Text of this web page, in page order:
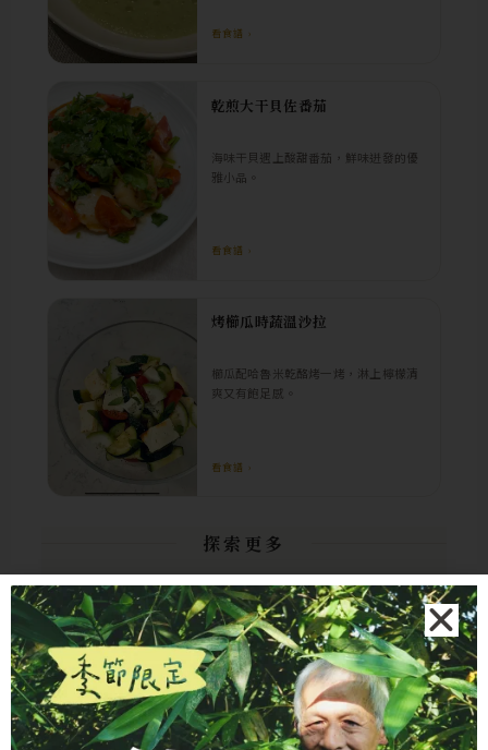
看食譜 ›
乾煎大干貝佐番茄
海味干貝遇上酸甜番茄，鮮味迸發的優
雅小品。
看食譜 ›
烤櫛瓜時蔬溫沙拉
櫛瓜配哈魯米乾酪烤一烤，淋上檸檬清
爽又有飽足感。
看食譜 ›
探索更多
SMART KITCHEN